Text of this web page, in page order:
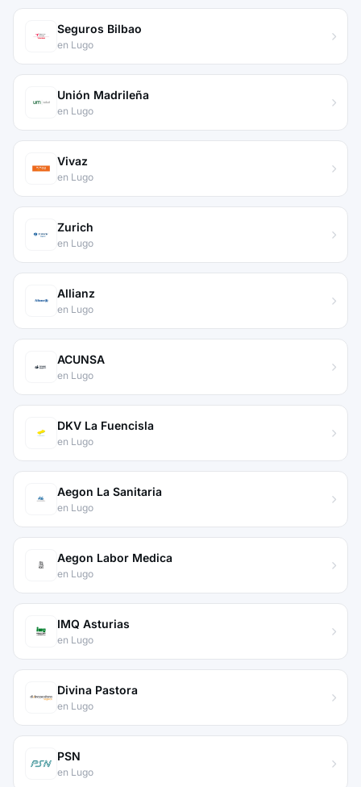
Seguros Bilbao
en Lugo
Unión Madrileña
en Lugo
Vivaz
en Lugo
Zurich
en Lugo
Allianz
en Lugo
ACUNSA
en Lugo
DKV La Fuencisla
en Lugo
Aegon La Sanitaria
en Lugo
Aegon Labor Medica
en Lugo
IMQ Asturias
en Lugo
Divina Pastora
en Lugo
PSN
en Lugo